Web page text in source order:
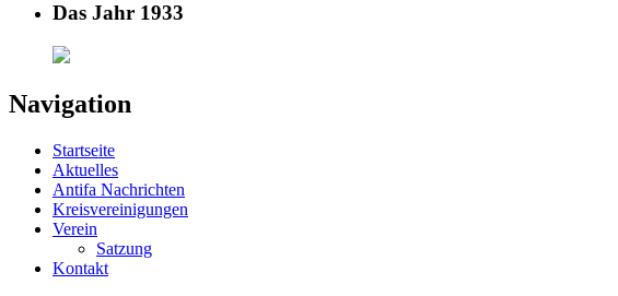
Das Jahr 1933
Navigation
Startseite
Aktuelles
Antifa Nachrichten
Kreisvereinigungen
Verein
Satzung
Kontakt